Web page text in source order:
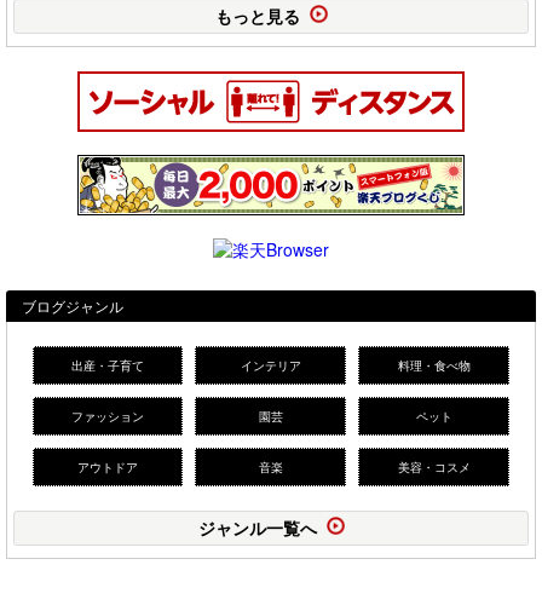
もっと見る
ブログジャンル
出産・子育て インテリア 料理・食べ物
ファッション 園芸 ペット
アウトドア 音楽 美容・コスメ
ジャンル一覧へ